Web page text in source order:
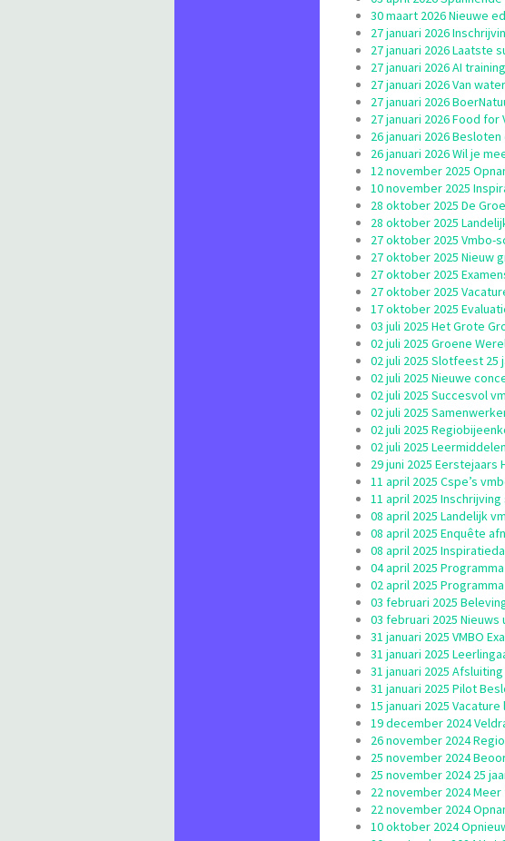
30 maart 2026 Nieuwe
27 januari 2026
27 januari 2026 Laatste
27 januari 2026 AI
27 januari 2026 Van
27 januari 2026
27 januari 2026 Food for
26 januari 2026
26 januari 2026 Wil je
12 november 2025
10 november 2025
28 oktober 2025 De
28 oktober 2025
27 oktober 2025 Vmbo-
27 oktober 2025 Nieuw
27 oktober 2025
27 oktober 2025
17 oktober 2025
03 juli 2025 Het Grote
02 juli 2025 Groene
02 juli 2025 Slotfeest 25
02 juli 2025 Nieuwe
02 juli 2025 Succesvol
02 juli 2025
02 juli 2025
02 juli 2025
29 juni 2025
11 april 2025 Cspe’s
11 april 2025
08 april 2025 Landelijk
08 april 2025 Enquête
08 april 2025
04 april 2025
02 april 2025
03 februari 2025
03 februari 2025
31 januari 2025 VMBO
31 januari 2025
31 januari 2025
31 januari 2025 Pilot
15 januari 2025
19 december 2024
26 november 2024
25 november 2024
25 november 2024 25
22 november 2024
22 november 2024
10 oktober 2024